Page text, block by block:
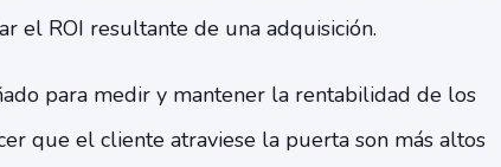
el ROI resultante de una adquisición.
para medir y mantener la rentabilidad de los
que el cliente atraviese la puerta son más altos